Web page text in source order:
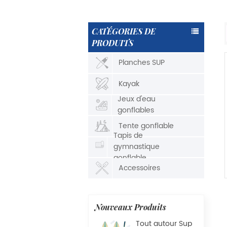
CATÉGORIES DE
PRODUITS
Planches SUP
Kayak
Jeux d'eau
gonflables
Tente gonflable
Tapis de
gymnastique
gonflable
Accessoires
Nouveaux Produits
Tout autour Sup